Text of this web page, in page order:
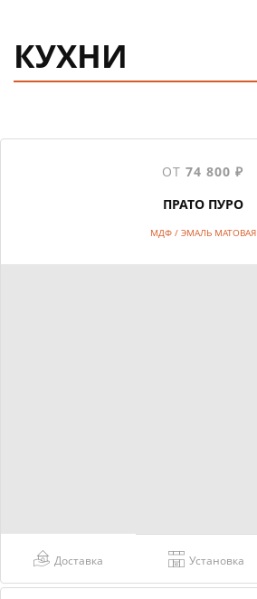
КУХНИ
ОТ 74 800 ₽
ПРАТО ПУРО
МДФ / ЭМАЛЬ МАТОВАЯ
Доставка Установка